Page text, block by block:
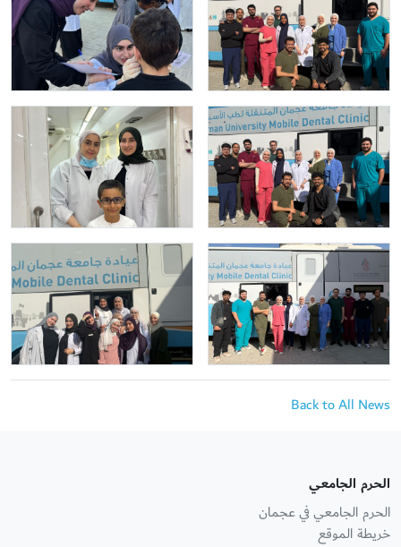
Back to All News
الحرم الجامعي
الحرم الجامعي في عجمان
خريطة الموقع